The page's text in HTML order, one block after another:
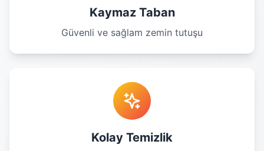
Kaymaz Taban
Güvenli ve sağlam zemin tutuşu
Kolay Temizlik